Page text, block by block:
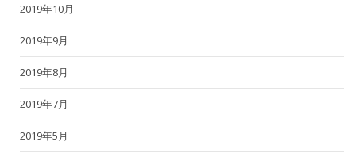
2019年10月
2019年9月
2019年8月
2019年7月
2019年5月